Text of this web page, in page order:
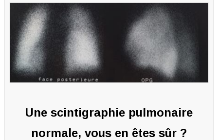
Une scintigraphie pulmonaire
normale, vous en êtes sûr ?